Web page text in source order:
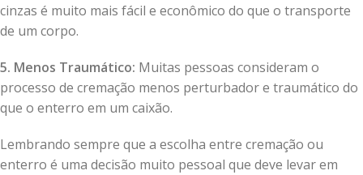
cinzas é muito mais fácil e econômico do que o transporte
de um corpo.
5. Menos Traumático: Muitas pessoas consideram o
processo de cremação menos perturbador e traumático do
que o enterro em um caixão.
Lembrando sempre que a escolha entre cremação ou
enterro é uma decisão muito pessoal que deve levar em